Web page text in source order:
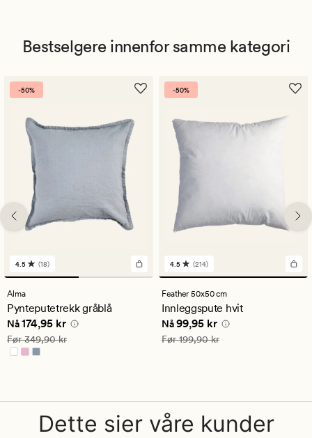
Bestselgere innenfor samme kategori
-50%
18
anmeldelser
med
en
gjennomsnittlig
vurdering
på
4.5
4.5 (18)
Alma
Pynteputetrekk gråblå
Nåværende pris
Nå174,95 kr
Vanlig pris 349,90 kr
Før349,90 kr
-50%
214
anmeldelser
med
en
gjennomsnittlig
vurdering
på
4.5
4.5 (214)
Feather 50x50 cm
Innleggspute hvit
Nåværende pris
Nå99,95 kr
Vanlig pris 199,90 kr
Før199,90 kr
Dette sier våre kunder